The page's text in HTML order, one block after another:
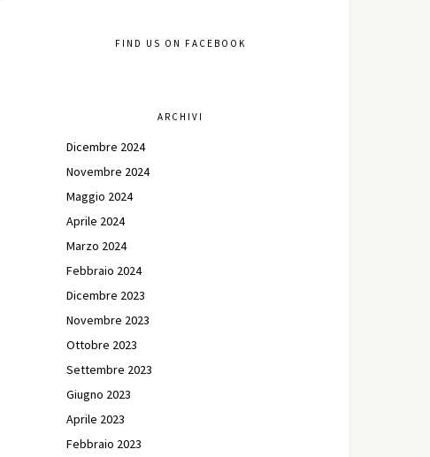
FIND US ON FACEBOOK
ARCHIVI
Dicembre 2024
Novembre 2024
Maggio 2024
Aprile 2024
Marzo 2024
Febbraio 2024
Dicembre 2023
Novembre 2023
Ottobre 2023
Settembre 2023
Giugno 2023
Aprile 2023
Febbraio 2023